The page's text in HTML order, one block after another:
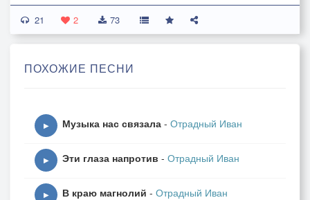
21 2 73
ПОХОЖИЕ ПЕСНИ
▶ Музыка нас связала - Отрадный Иван
▶ Эти глаза напротив - Отрадный Иван
▶ В краю магнолий - Отрадный Иван